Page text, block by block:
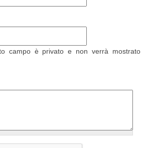
campo è privato e non verrà mostrato